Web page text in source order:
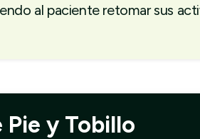
al paciente retomar sus
Pie y Tobillo